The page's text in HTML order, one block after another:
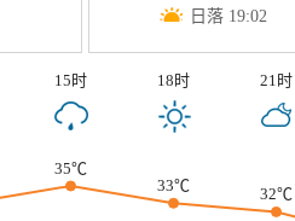
日落 19:02
15时 18时 21时
35℃
33℃
32℃